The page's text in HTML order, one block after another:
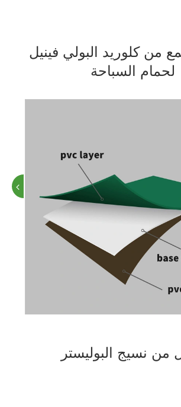
من كلوريد البولي فينيل
لحمام السباحة
من نسيج البوليستر